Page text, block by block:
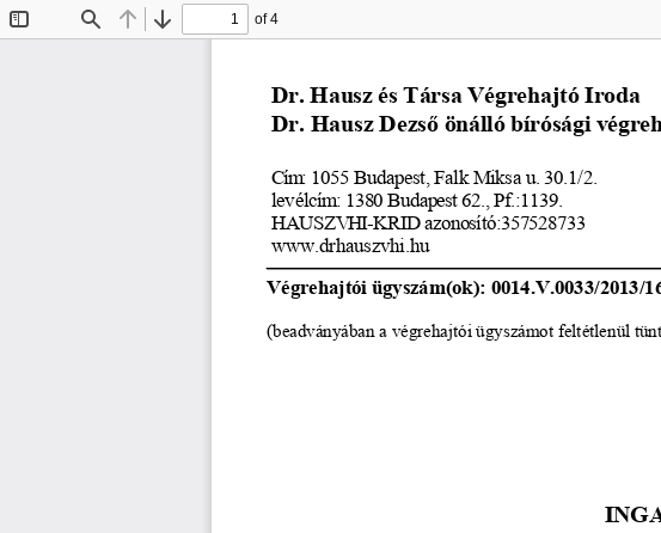
Find Previous
Next
of 4
Dr. Hausz és Társa Végrehajtó Iroda
Dr. Hausz Dezső önálló bírósági
Cím: 1055 Budapest, Falk Miksa u. 30.1/2.
levélcím: 1380 Budapest 62., Pf.:1139.
HAUSZVHI-KRID azonosító:357528733
www.drhauszvhi.hu
Végrehajtói ügyszám(ok): 0014.V.0033/2013/
(beadványában a végrehajtói ügyszámot feltétlenül